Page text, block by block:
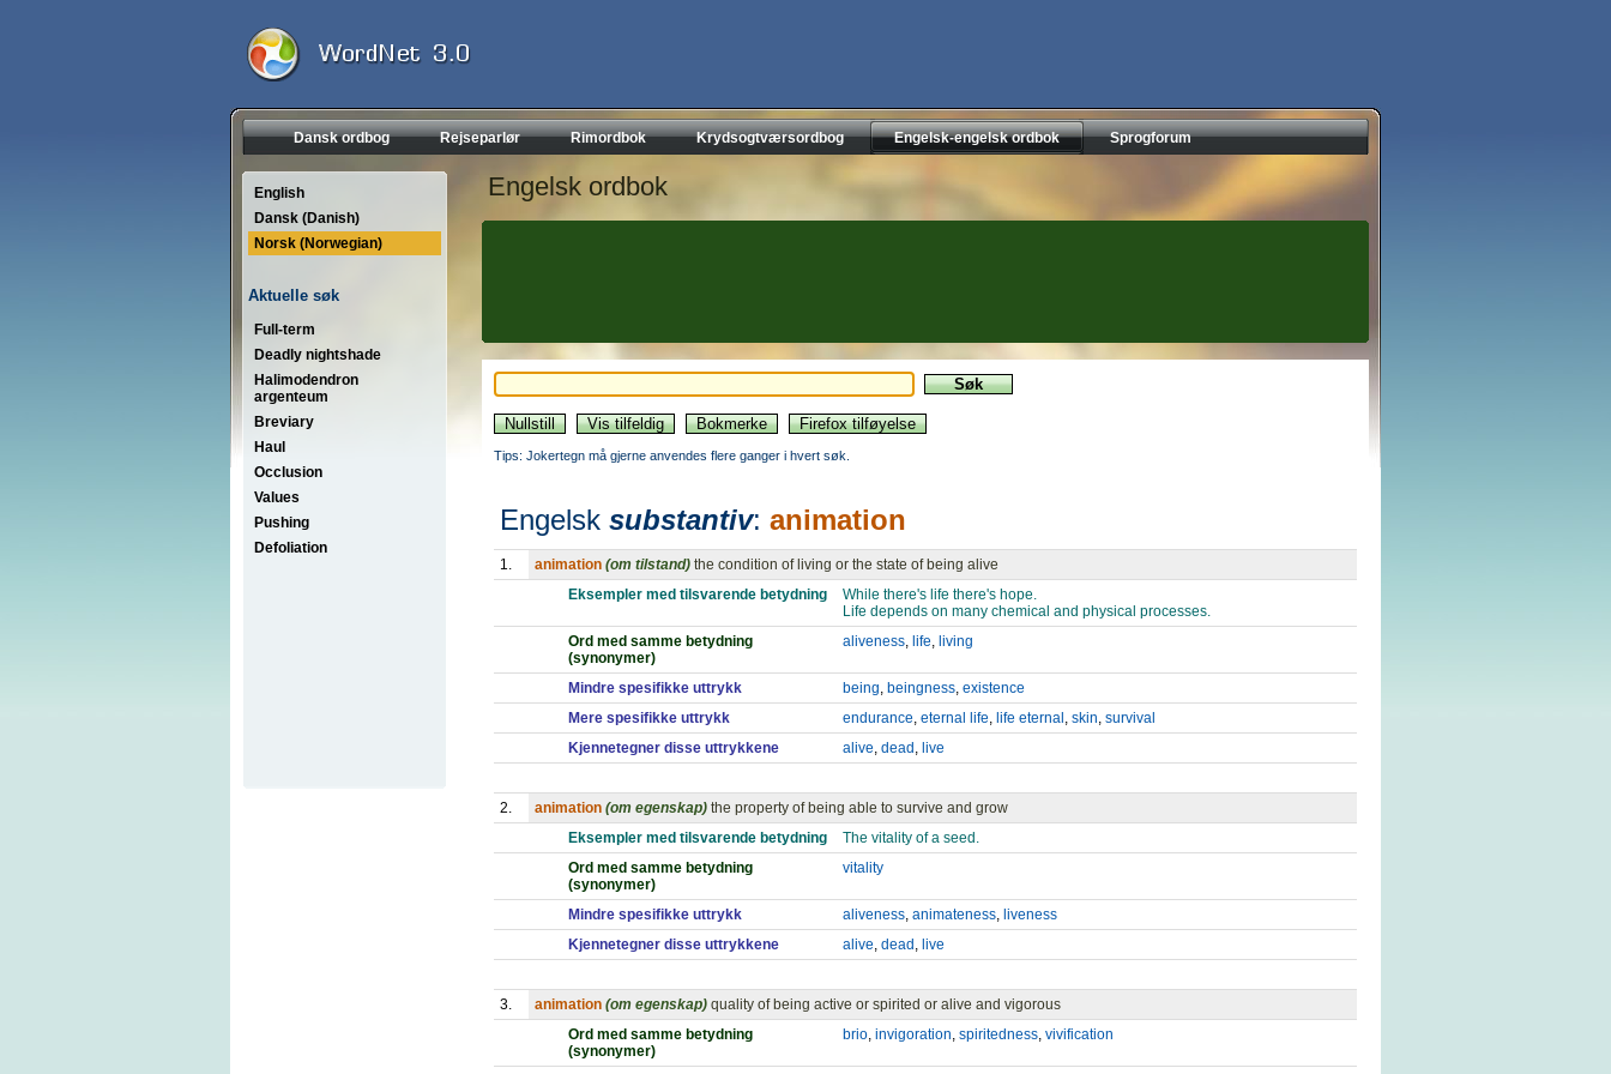
Dansk ordbog Rejseparlør Rimordbok Krydsogtværsordbog Engelsk-engelsk ordbok Sprogforum
English
Dansk (Danish)
Norsk (Norwegian)
Aktuelle søk
Full-term
Deadly nightshade
Halimodendron
argenteum
Breviary
Haul
Occlusion
Values
Pushing
Defoliation
Engelsk ordbok
Tips: Jokertegn må gjerne anvendes flere ganger i hvert søk.
Engelsk substantiv: animation
1. animation (om tilstand) the condition of living or the state of being alive
Eksempler med tilsvarende betydning
While there's life there's hope.
Life depends on many chemical and physical processes.
Ord med samme betydning
(synonymer)
aliveness, life, living
Mindre spesifikke uttrykk being, beingness, existence
Mere spesifikke uttrykk
endurance, eternal life, life eternal , skin, survival
Kjennetegner disse uttrykkene
alive, dead , live
2. animation (om egenskap) the property of being able to survive and grow
Eksempler med tilsvarende betydning
The vitality of a seed.
Ord med samme betydning
(synonymer)
vitality
Mindre spesifikke uttrykk aliveness, animateness, liveness
Kjennetegner disse uttrykkene
alive, dead , live
3. animation (om egenskap) quality of being active or spirited or alive and vigorous
Ord med samme betydning
(synonymer)
brio, invigoration, spiritedness, vivification